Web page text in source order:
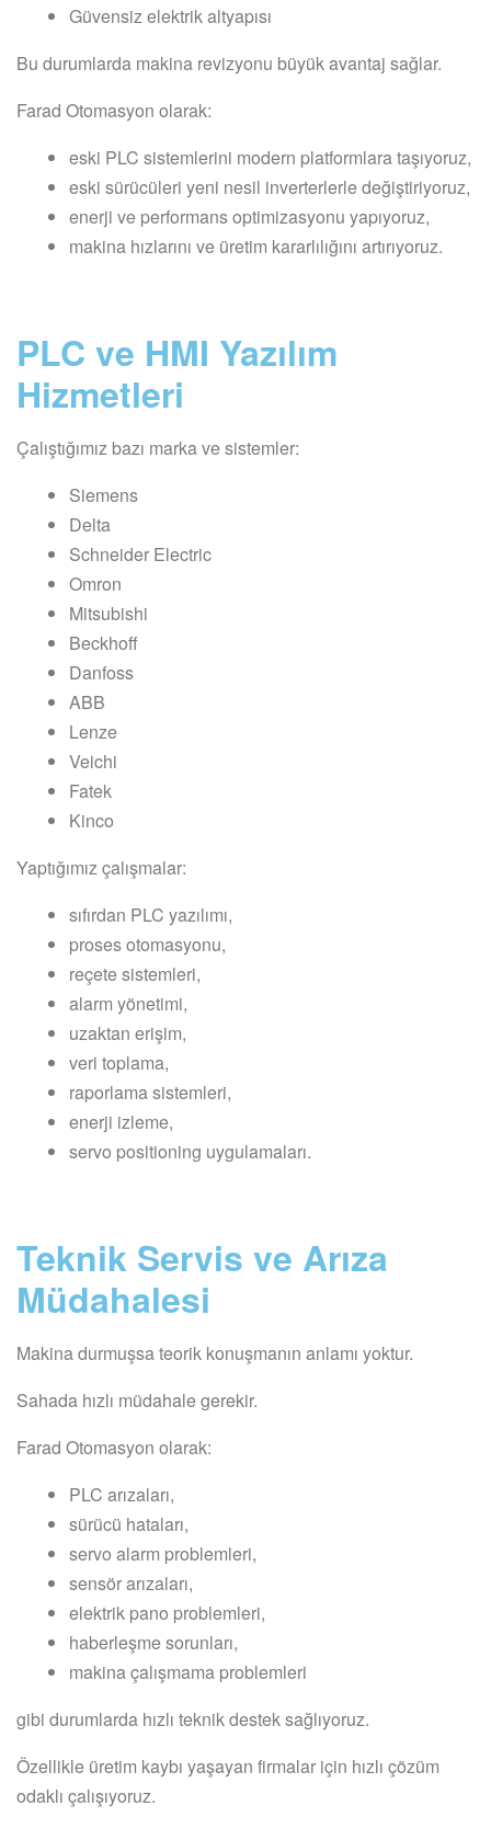
Güvensiz elektrik altyapısı
Bu durumlarda makina revizyonu büyük avantaj sağlar.
Farad Otomasyon olarak:
eski PLC sistemlerini modern platformlara taşıyoruz,
eski sürücüleri yeni nesil inverterlerle değiştiriyoruz,
enerji ve performans optimizasyonu yapıyoruz,
makina hızlarını ve üretim kararlılığını artırıyoruz.
PLC ve HMI Yazılım
Hizmetleri
Çalıştığımız bazı marka ve sistemler:
Siemens
Delta
Schneider Electric
Omron
Mitsubishi
Beckhoff
Danfoss
ABB
Lenze
Veichi
Fatek
Kinco
Yaptığımız çalışmalar:
sıfırdan PLC yazılımı,
proses otomasyonu,
reçete sistemleri,
alarm yönetimi,
uzaktan erişim,
veri toplama,
raporlama sistemleri,
enerji izleme,
servo positioning uygulamaları.
Teknik Servis ve Arıza
Müdahalesi
Makina durmuşsa teorik konuşmanın anlamı yoktur.
Sahada hızlı müdahale gerekir.
Farad Otomasyon olarak:
PLC arızaları,
sürücü hataları,
servo alarm problemleri,
sensör arızaları,
elektrik pano problemleri,
haberleşme sorunları,
makina çalışmama problemleri
gibi durumlarda hızlı teknik destek sağlıyoruz.
Özellikle üretim kaybı yaşayan firmalar için hızlı çözüm
odaklı çalışıyoruz.